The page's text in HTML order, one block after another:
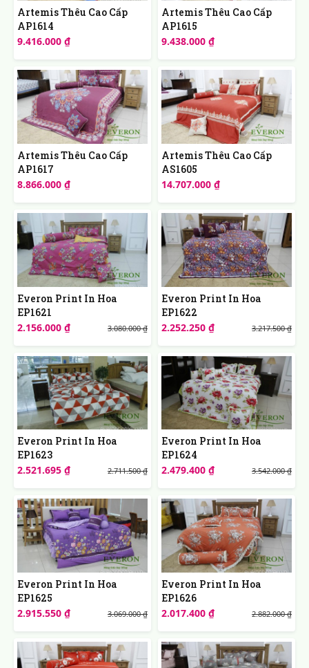
Artemis Thêu Cao Cấp
AP1614
9.416.000 ₫
Artemis Thêu Cao Cấp
AP1615
9.438.000 ₫
Artemis Thêu Cao Cấp
AP1617
8.866.000 ₫
Artemis Thêu Cao Cấp
AS1605
14.707.000 ₫
Everon Print In Hoa
EP1621
3.080.000 ₫
2.156.000 ₫
Everon Print In Hoa
EP1622
3.217.500 ₫
2.252.250 ₫
Everon Print In Hoa
EP1623
2.711.500 ₫
2.521.695 ₫
Everon Print In Hoa
EP1624
3.542.000 ₫
2.479.400 ₫
Everon Print In Hoa
EP1625
3.069.000 ₫
2.915.550 ₫
Everon Print In Hoa
EP1626
2.882.000 ₫
2.017.400 ₫